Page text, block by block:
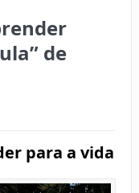
de
para a vida